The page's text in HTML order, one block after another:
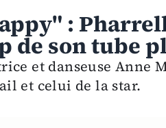
:
de son tube
et danseuse Anne
et celui de la star.